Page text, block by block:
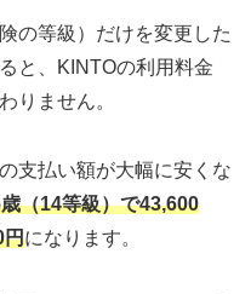
の等級）だけを変更した
と、KINTOの利用料金
りません。
支払い額が大幅に安くな
（14等級）で43,600
円になります。